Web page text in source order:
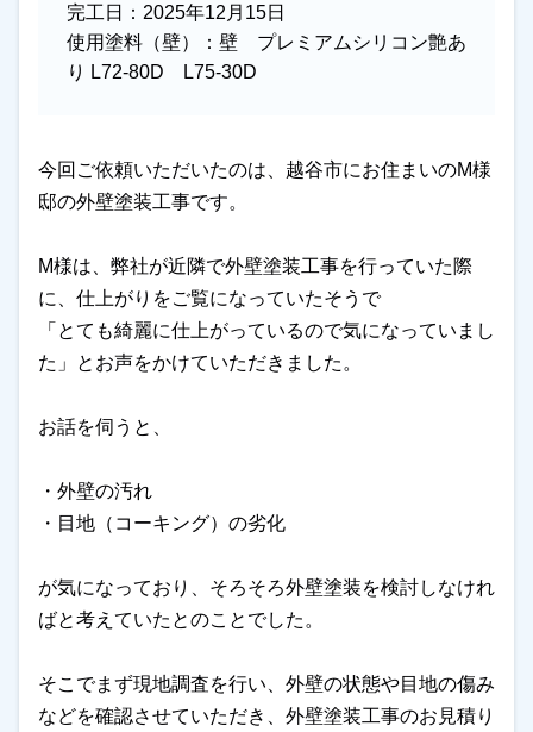
完工日： 2025年12月15日
使用塗料（壁）： 壁 プレミアムシリコン艶あ
り L72-80D L75-30D
今回ご依頼いただいたのは、越谷市にお住まいのM様
邸の外壁塗装工事です。
M様は、弊社が近隣で外壁塗装工事を行っていた際
に、仕上がりをご覧になっていたそうで
「とても綺麗に仕上がっているので気になっていまし
た」とお声をかけていただきました。
お話を伺うと、
・外壁の汚れ
・目地（コーキング）の劣化
が気になっており、そろそろ外壁塗装を検討しなけれ
ばと考えていたとのことでした。
そこでまず現地調査を行い、外壁の状態や目地の傷み
などを確認させていただき、外壁塗装工事のお見積り